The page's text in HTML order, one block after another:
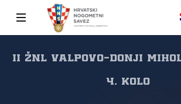
II ŽNL VALPOVO-DONJI
4. kolo